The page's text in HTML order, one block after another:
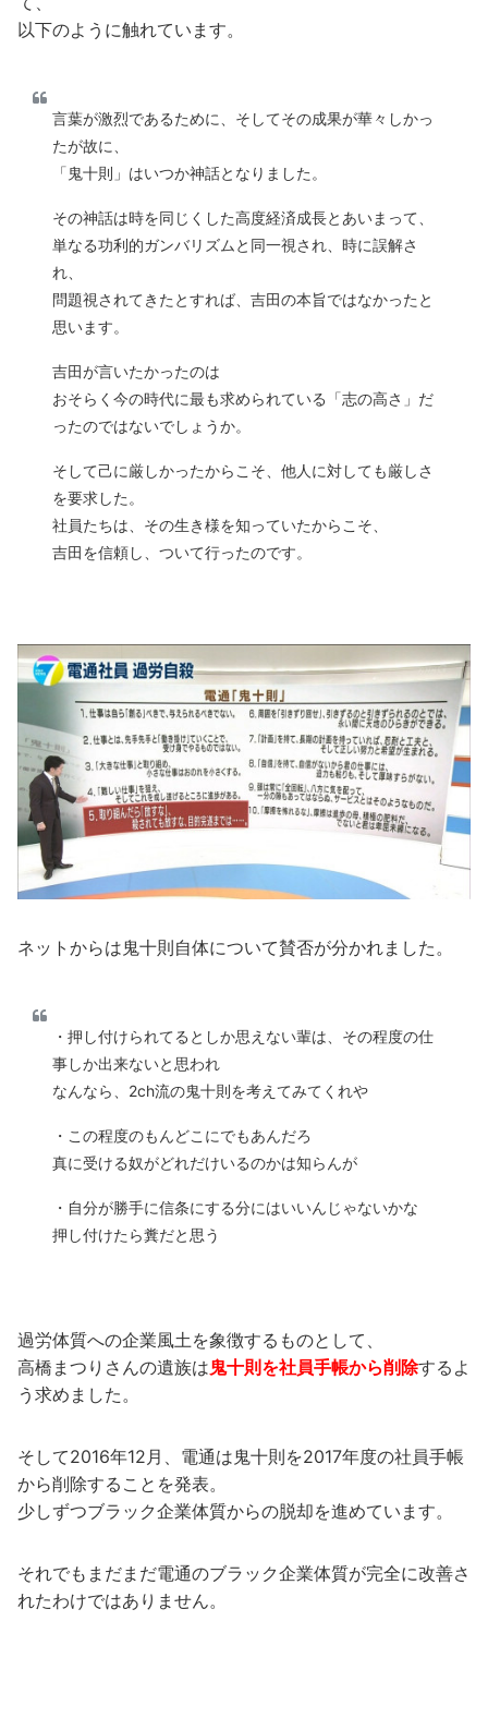
以下のように触れています。
言葉が激烈であるために、そしてその成果が華々しかっ
たが故に、
「鬼十則」はいつか神話となりました。
その神話は時を同じくした高度経済成長とあいまって、
単なる功利的ガンバリズムと同一視され、時に誤解さ
れ、
問題視されてきたとすれば、吉田の本旨ではなかったと
思います。
吉田が言いたかったのは
おそらく今の時代に最も求められている「志の高さ」だ
ったのではないでしょうか。
そして己に厳しかったからこそ、他人に対しても厳しさ
を要求した。
社員たちは、その生き様を知っていたからこそ、
吉田を信頼し、ついて行ったのです。
ネットからは鬼十則自体について賛否が分かれました。
・押し付けられてるとしか思えない輩は、その程度の仕
事しか出来ないと思われ
なんなら、2ch流の鬼十則を考えてみてくれや
・この程度のもんどこにでもあんだろ
真に受ける奴がどれだけいるのかは知らんが
・自分が勝手に信条にする分にはいいんじゃないかな
押し付けたら糞だと思う
過労体質への企業風土を象徴するものとして、
高橋まつりさんの遺族は鬼十則を社員手帳から削除するよ
う求めました。
そして2016年12月、電通は鬼十則を2017年度の社員手帳
から削除することを発表。
少しずつブラック企業体質からの脱却を進めています。
それでもまだまだ電通のブラック企業体質が完全に改善さ
れたわけではありません。